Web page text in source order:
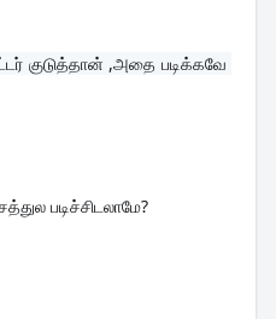
குடுத்தான் ,அதை படிக்கவே
படிச்சிடலாமே?